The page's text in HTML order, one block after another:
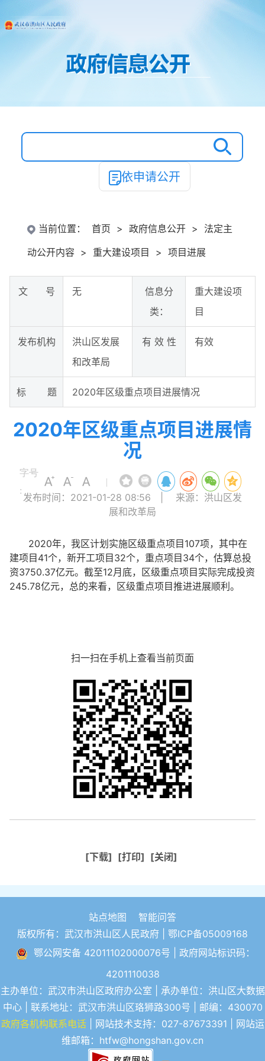
依申请公开
当前位置： 首页 > 政府信息公开 >
法定主
动公开内容 > 重大建设项目 > 项目进展
文 号 无
信息分
类：
重大建设项
目
发布机构
洪山区发展
和改革局
有 效 性 有效
标 题 2020年区级重点项目进展情况
2020年区级重点项目进展情
况
字号
:
|
发布时间：2021-01-28 08:56
来源：洪山区发
展和改革局
2020年，我区计划实施区级重点项目107项，其中在
建项目41个，新开工项目32个，重点项目34个，估算总投
资3750.37亿元。截至12月底，区级重点项目实际完成投资
245.78亿元，总的来看，区级重点项目推进进展顺利。
扫一扫在手机上查看当前页面
[下载] [打印] [关闭]
站点地图
智能问答
版权所有：武汉市洪山区人民政府 | 鄂ICP备05009168
鄂公网安备 42011102000076号 | 政府网站标识码：
4201110038
主办单位：武汉市洪山区政府办公室 | 承办单位：洪山区大数据
中心 | 联系地址：武汉市洪山区珞狮路300号 | 邮编：430070
政府各机构联系电话| 网站技术支持：027-87673391 | 网站运
维邮箱：htfw@hongshan.gov.cn